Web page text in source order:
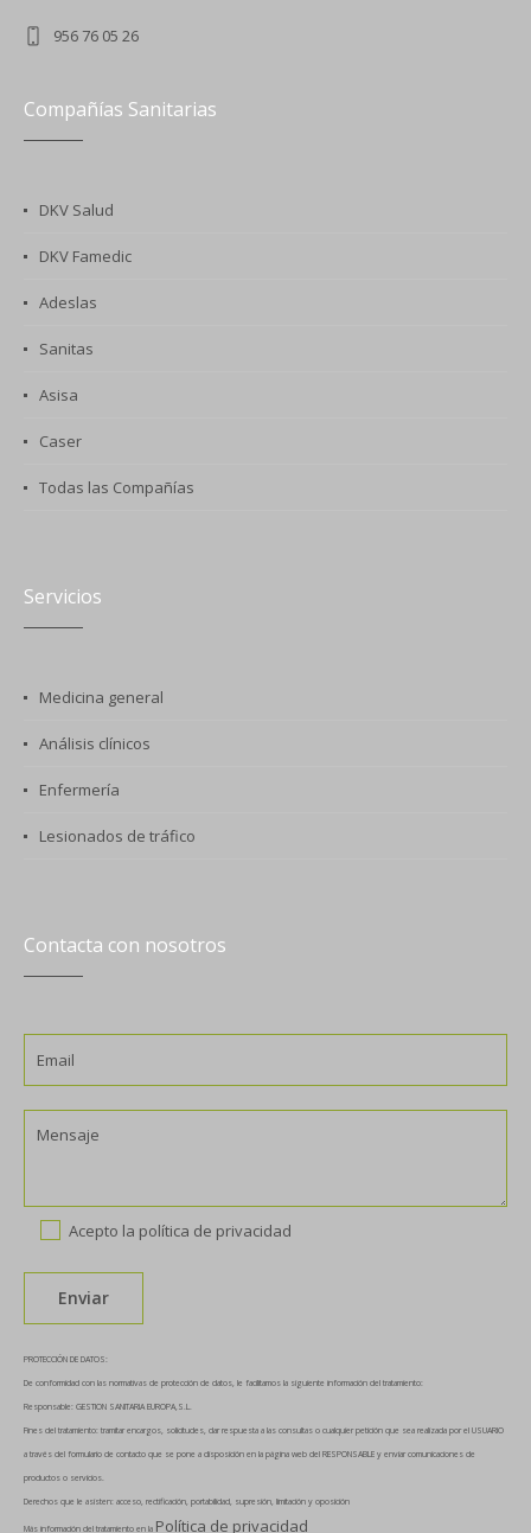
956 76 05 26
Compañías Sanitarias
DKV Salud
DKV Famedic
Adeslas
Sanitas
Asisa
Caser
Todas las Compañías
Servicios
Medicina general
Análisis clínicos
Enfermería
Lesionados de tráfico
Contacta con nosotros
Acepto la política de privacidad
PROTECCIÓN DE DATOS:
De conformidad con las normativas de protección de datos, le facilitamos la siguiente información del tratamiento:
Responsable: GESTION SANITARIA EUROPA,S.L.
Fines del tratamiento: tramitar encargos, solicitudes, dar respuesta a las consultas o cualquier petición que sea realizada por el USUARIO
a través del formulario de contacto que se pone a disposición en la página web del RESPONSABLE y enviar comunicaciones de
productos o servicios.
Derechos que le asisten: acceso, rectificación, portabilidad, supresión, limitación y oposición
Más información del tratamiento en la Política de privacidad